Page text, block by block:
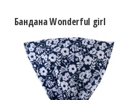
Бандана Wonderful girl